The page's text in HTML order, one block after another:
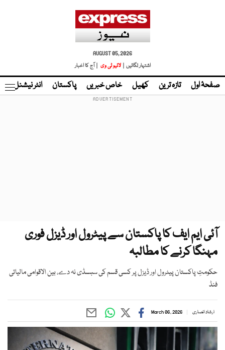
AUGUST 05, 2026
اشتہار لگائیں |
لائیو ٹی وی | آج کا اخبار
صفحۂ اول تازہ ترین کھیل خاص خبریں پاکستان انٹر نیشنل
آئی ایم ایف کا پاکستان سے پیٹرول اور ڈیزل فوری
مہنگا کرنے کا مطالبہ
حکومتِ پاکستان پیٹرول اور ڈیزل پر کسی قسم کی سبسڈی نہ دے، بین الاقوامی مالیاتی
فنڈ
ارشاد انصاری March 06, 2026